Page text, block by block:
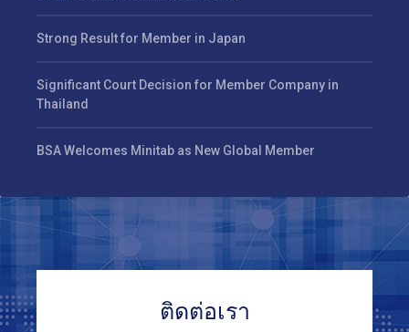
Strong Result for Member in Japan
Significant Court Decision for Member Company in
Thailand
BSA Welcomes Minitab as New Global Member
ติดต่อเรา